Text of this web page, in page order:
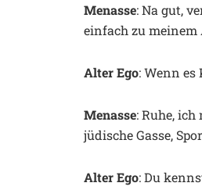
Menasse: Na gut,
einfach zu meinem
Alter Ego: Wenn
Menasse: Ruhe,
jüdische Gasse,
Alter Ego: Du